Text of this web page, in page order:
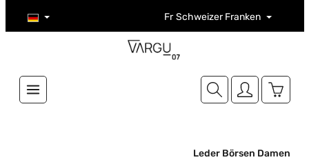
Zum Hauptinhalt springen Fr Schweizer Franken
Leder Börsen Damen